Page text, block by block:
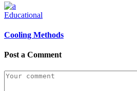
Educational
Cooling Methods
Post a Comment